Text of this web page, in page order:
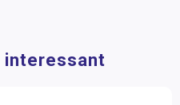
interessant